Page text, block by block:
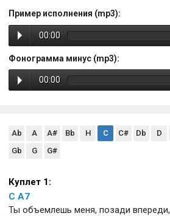
Пример исполнения (mp3):
00:00
Фонограмма минус (mp3):
00:00
Ab A A# Bb H C C# Db D
Gb
G G#
Куплет 1:
C A7
Ты объемлешь меня, позади впереди,